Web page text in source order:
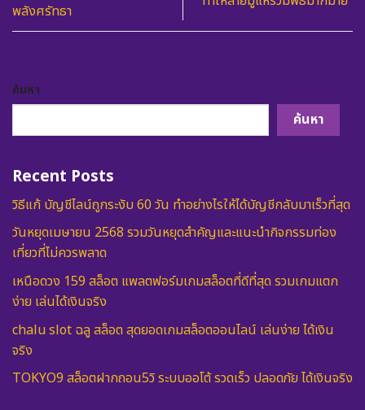
พลังศรัทธา
ค้นหา
ค้นหา
Recent Posts
วิธีแก้ บัญชีไลน์ถูกระงับ 60 วัน ทำอย่างไรให้ได้บัญชีกลับมาเร็วที่สุด
วันหยุดเมษายน 2568 รวมวันหยุดสำคัญและแนะนำกิจกรรมท่อง
เที่ยวที่ไม่ควรพลาด
เหนือดวง 159 สล็อต แพลตฟอร์มเกมสล็อตที่ดีที่สุด รวมเกมแตก
ง่าย เล่นได้เงินจริง
chalu slot ฉลู สล็อต สุดยอดเกมสล็อตออนไลน์ เล่นง่าย ได้เงิน
จริง
TOKYO9 สล็อตฝากถอน5วิ ระบบออโต้ รวดเร็ว ปลอดภัย ได้เงินจริง